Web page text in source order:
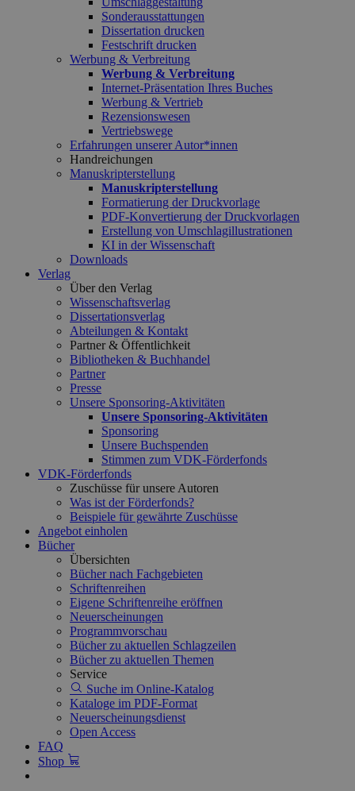
Sonderausstattungen
Dissertation drucken
Festschrift drucken
Werbung & Verbreitung
Werbung & Verbreitung
Internet-Präsentation Ihres Buches
Werbung & Vertrieb
Rezensionswesen
Vertriebswege
Erfahrungen unserer Autor*innen
Handreichungen
Manuskripterstellung
Manuskripterstellung
Formatierung der Druckvorlage
PDF-Konvertierung der Druckvorlagen
Erstellung von Umschlagillustrationen
KI in der Wissenschaft
Downloads
Verlag
Über den Verlag
Wissenschaftsverlag
Dissertationsverlag
Abteilungen & Kontakt
Partner & Öffentlichkeit
Bibliotheken & Buchhandel
Partner
Presse
Unsere Sponsoring-Aktivitäten
Unsere Sponsoring-Aktivitäten
Sponsoring
Unsere Buchspenden
Stimmen zum VDK-Förderfonds
VDK-Förderfonds
Zuschüsse für unsere Autoren
Was ist der Förderfonds?
Beispiele für gewährte Zuschüsse
Angebot einholen
Bücher
Übersichten
Bücher nach Fachgebieten
Schriftenreihen
Eigene Schriftenreihe eröffnen
Neuerscheinungen
Programmvorschau
Bücher zu aktuellen Schlagzeilen
Bücher zu aktuellen Themen
Service
Suche im Online-Katalog
Kataloge im PDF-Format
Neuerscheinungsdienst
Open Access
FAQ
Shop